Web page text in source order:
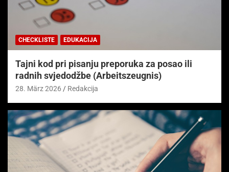
CHECKLISTE EDUKACIJA
Tajni kod pri pisanju preporuka za posao ili
radnih svjedodžbe (Arbeitszeugnis)
28. März 2026 Redakcija